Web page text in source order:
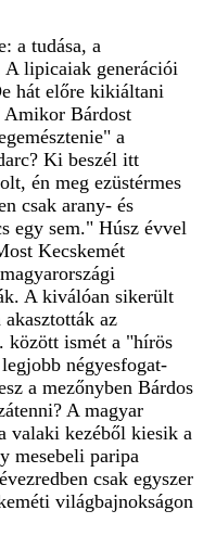
a tudása, a
A lipicaiak generációi
hát előre kikiáltani
Amikor Bárdost
a
Ki beszél itt
én meg ezüstérmes
csak arany- és
egy sem." Húsz évvel
Kecskemét
A kiválóan sikerült
az
között ismét a "hírös
négyesfogat-
a mezőnyben Bárdos
A magyar
valaki kezéből kiesik a
mesebeli paripa
csak egyszer
világbajnokságon